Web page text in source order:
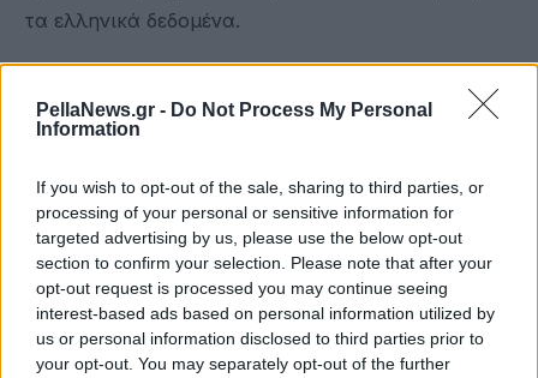
PellaNews.gr - Do Not Process My Personal
Information
If you wish to opt-out of the sale, sharing to third parties, or
processing of your personal or sensitive information for
targeted advertising by us, please use the below opt-out
section to confirm your selection. Please note that after your
opt-out request is processed you may continue seeing
interest-based ads based on personal information utilized by
us or personal information disclosed to third parties prior to
your opt-out. You may separately opt-out of the further
τα ελληνικά δεδομένα.
Drones, θερμικές κάμερες, εθελοντές -Πώς
λειτουργεί το έξυπνο δάσος του Υμηττού
περιορίζεται μόνο στις κάμερες. Το Κέντρο
Διαχείρισης Κρίσεων διαθέτει ψηφιακή
χαρτογράφηση του ορεινού όγκου, στοιχεία για
δασικούς δρόμους, υδροληψίες, δεξαμενές νερού
και κρίσιμες προσβάσεις, επιτρέποντας στις
δυνάμεις που επιχειρούν να γνωρίζουν ακριβώς